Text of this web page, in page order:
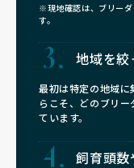
※現地確認は、ブリー
す。
地域を絞
最初は特定の地域
らこそ、どのブリ
ています。
飼育頭数